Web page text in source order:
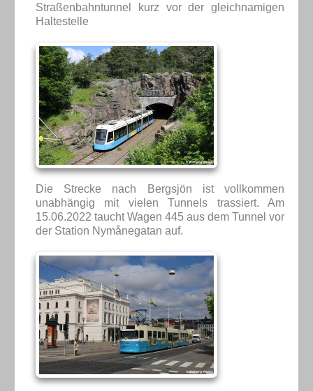
Straßenbahntunnel kurz vor der gleichnamigen
Haltestelle
Die Strecke nach Bergsjön ist vollkommen
unabhängig mit vielen Tunnels trassiert. Am
15.06.2022 taucht Wagen 445 aus dem Tunnel vor
der Station Nymånegatan auf.